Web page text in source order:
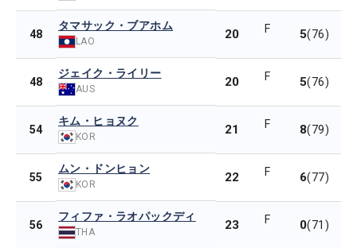
48
タマサック・ブアホム
LAO 20 F 5(76)
48
ジェイク・ライリー
AUS 20 F 5(76)
54
キム・ヒョヌク
KOR 21 F 8(79)
55
ムン・ドンヒョン
KOR 22 F 6(77)
56
フィファ・ラオパックディ
THA 23 F 0(71)